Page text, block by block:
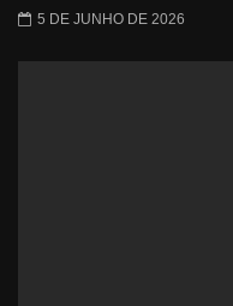
5 DE JUNHO DE 2026